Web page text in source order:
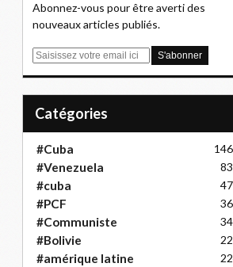
Abonnez-vous pour être averti des
nouveaux articles publiés.
E
Catégories
#Cuba
#Venezuela
#cuba
#PCF
#Communiste
#Bolivie
#amérique latine